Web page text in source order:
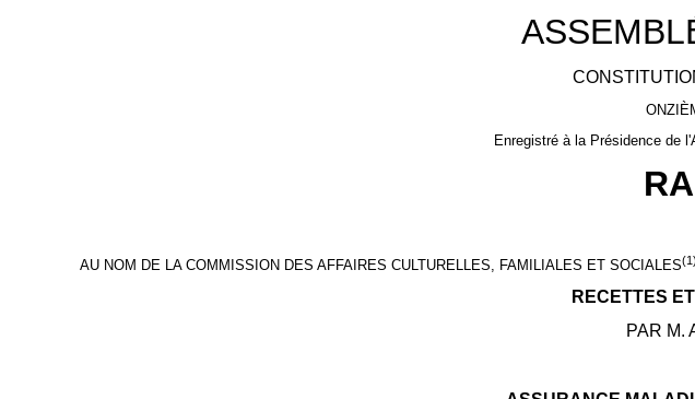
Enregistré à la Présidence de
AU NOM DE LA COMMISSION DES AFFAIRES CULTURELLES, FAMILIALES ET SOCIALES(1)
RECETTES
PAR M.